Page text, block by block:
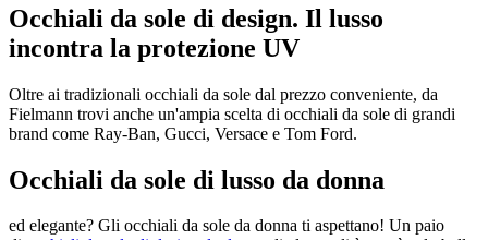
Occhiali da sole di design. Il lusso
incontra la protezione UV
Oltre ai tradizionali occhiali da sole dal prezzo conveniente, da
Fielmann trovi anche un'ampia scelta di occhiali da sole di grandi
brand come Ray-Ban, Gucci, Versace e Tom Ford.
Occhiali da sole di lusso da donna
ed elegante? Gli occhiali da sole da donna ti aspettano! Un paio